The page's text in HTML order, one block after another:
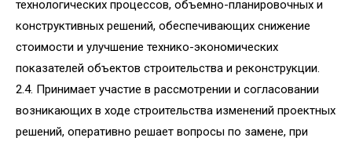
технологических процессов, объемно-планировочных и
конструктивных решений, обеспечивающих снижение
стоимости и улучшение технико-экономических
показателей объектов строительства и реконструкции.
2.4. Принимает участие в рассмотрении и согласовании
возникающих в ходе строительства изменений проектных
решений, оперативно решает вопросы по замене, при